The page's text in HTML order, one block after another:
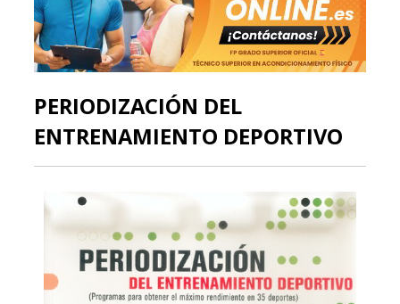
PERIODIZACIÓN DEL
ENTRENAMIENTO DEPORTIVO